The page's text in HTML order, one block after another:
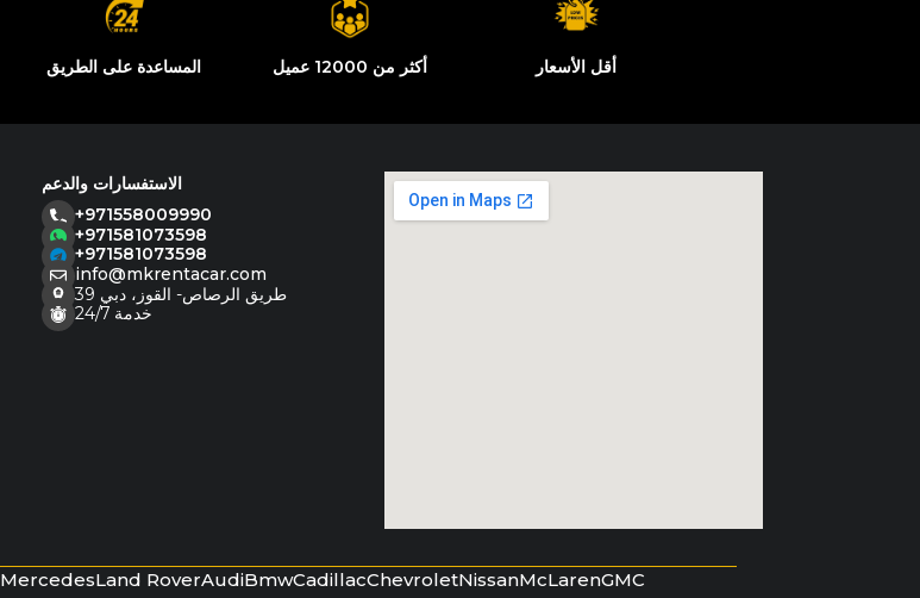
المساعدة على الطريق أكثر من 12000 عميل أقل الأسعار
الاستفسارات والدعم
+971558009990
+971581073598
+971581073598
info@mkrentacar.com
39 طريق الرصاص- القوز، دبي
خدمة 24/7
MercedesLand RoverAudiBmwCadillacChevroletNissanMcLarenGMC